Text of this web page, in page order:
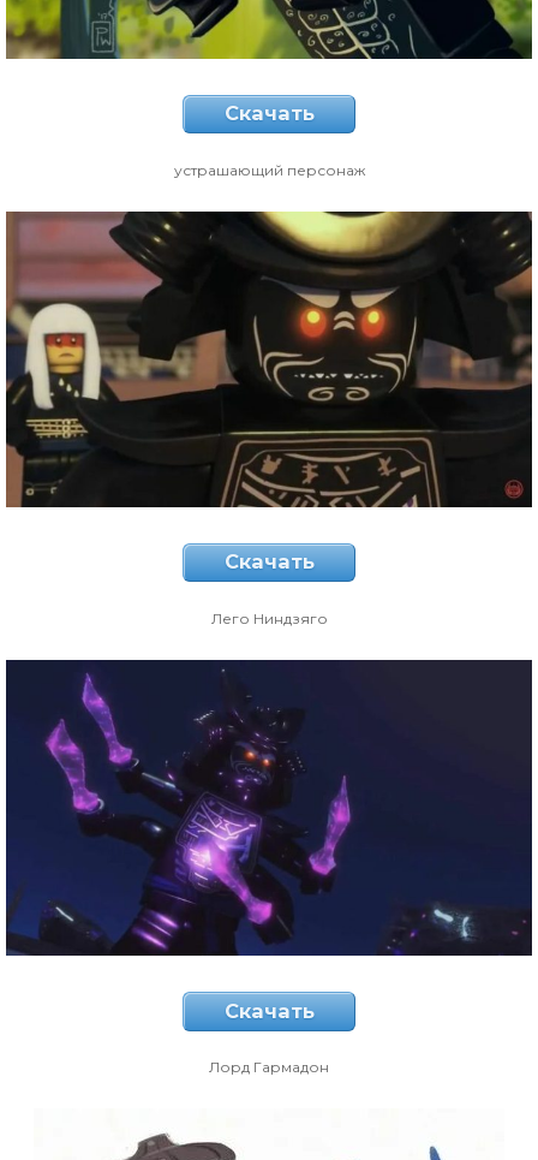
Скачать
устрашающий персонаж
Скачать
Лего Ниндзяго
Скачать
Лорд Гармадон